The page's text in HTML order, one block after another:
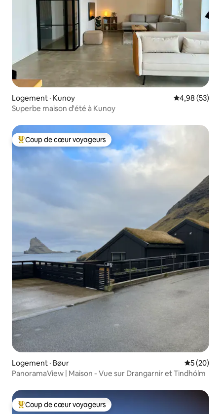
Logement · Kunoy Note
4,98 (53)
Superbe maison d'été à Kunoy
Coup de cœur voyageurs parmi les plus aimés
Coup de cœur voyageurs
Logement · Bøur Note
5 (20)
PanoramaView | Maison - Vue sur Drangarnir et Tindhólm
Coup de cœur voyageurs parmi les plus aimés
Coup de cœur voyageurs